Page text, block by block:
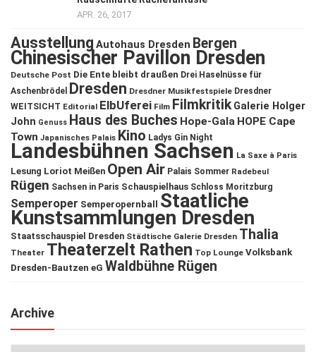
APR. 26, 2017
Ausstellung Autohaus Dresden Bergen
Chinesischer Pavillon Dresden
Deutsche Post Die Ente bleibt draußen Drei Haselnüsse für
Aschenbrödel
Dresden Dresdner Musikfestspiele Dresdner
WEITSICHT Editorial ElbUferei Film Filmkritik Galerie Holger
John Genuss Haus des Buches Hope-Gala HOPE Cape
Town Japanisches Palais Kino Ladys Gin Night
Landesbühnen Sachsen La Saxe à Paris
Lesung Loriot Meißen Open Air Palais Sommer Radebeul
Rügen Sachsen in Paris Schauspielhaus Schloss Moritzburg
Semperoper Semperopernball Staatliche
Kunstsammlungen Dresden
Staatsschauspiel Dresden Städtische Galerie Dresden Thalia
Theater Theaterzelt Rathen Top Lounge Volksbank
Dresden-Bautzen eG Waldbühne Rügen
Archive